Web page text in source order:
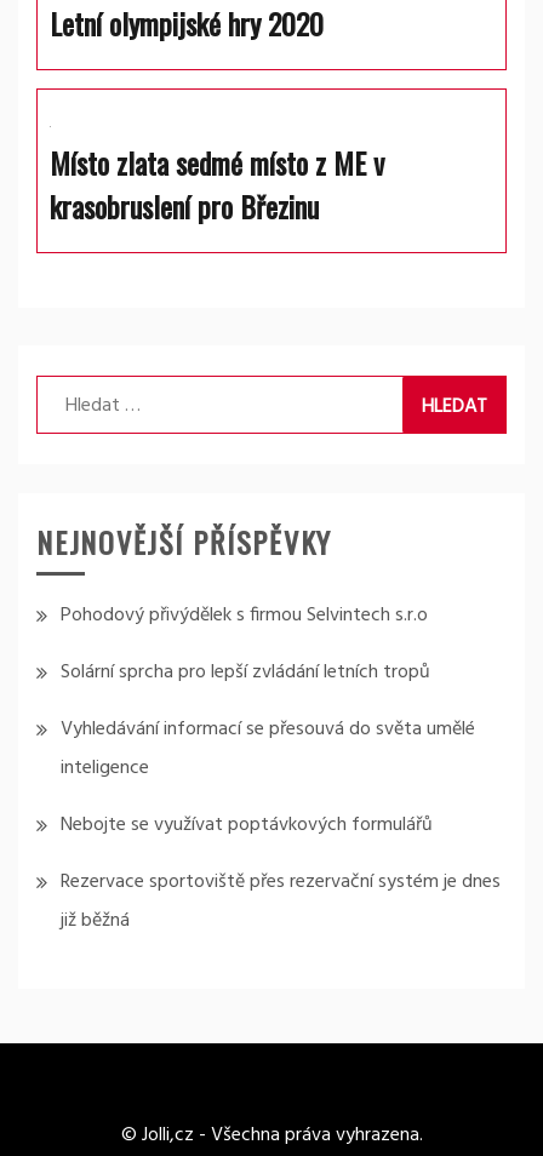
Letní olympijské hry 2020
Místo zlata sedmé místo z ME v
krasobruslení pro Březinu
Vyhledávání
NEJNOVĚJŠÍ PŘÍSPĚVKY
Pohodový přivýdělek s firmou Selvintech s.r.o
Solární sprcha pro lepší zvládání letních tropů
Vyhledávání informací se přesouvá do světa umělé
inteligence
Nebojte se využívat poptávkových formulářů
Rezervace sportoviště přes rezervační systém je dnes
již běžná
© Jolli,cz - Všechna práva vyhrazena.